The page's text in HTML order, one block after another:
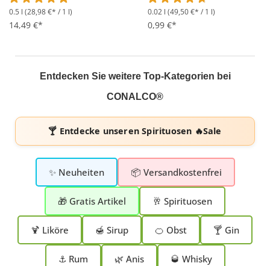
Durchschnittliche Bewertung von 4.9 von 5 Sternen
0.5 l (28,98 €* / 1 l)
14,49 €*
Durchschnittliche
0.02 l (49,50 €* / 1 l)
0,99 €*
Entdecken Sie weitere Top-Kategorien bei
CONALCO®
🍸 Entdecke unserenSpirituosen 🔥Sale
✨ Neuheiten 📦 Versandkostenfrei
🎁 Gratis Artikel 🥂 Spirituosen
🍹 Liköre 🍯 Sirup 🍊 Obst 🍸 Gin
⚓ Rum 🌿 Anis 🥃 Whisky